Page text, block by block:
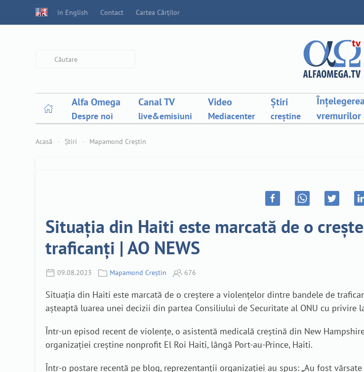
in English Contact Cartea Cărților
Alfa Omega
Despre noi
Canal TV
live&emisiuni
Video
Mediacenter
Știri
creștine
Înțelegerea
vremurilor
Acasă Știri Mapamond Creștin
Situația din Haiti este marcată de o
traficanți | AO NEWS
09.08.2023 Mapamond Creștin 676
Situația din Haiti este marcată de o creștere a violențelor dintre bandele de
așteaptă luarea unei decizii din partea Consiliului de Securitate al ONU cu
Într-un episod recent de violențe, o asistentă medicală creștină din New
organizației creștine nonprofit El Roi Haiti, lângă Port-au-Prince, Haiti.
Într-o postare recentă pe blog, reprezentanții organizației au spus: „Au fost